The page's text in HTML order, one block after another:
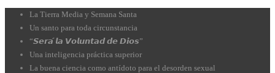
La Tierra Media y Semana Santa
Un santo para toda circunstancia
“𝙎𝙚𝙧𝙖́ 𝙡𝙖 𝙑𝙤𝙡𝙪𝙣𝙩𝙖𝙙 𝙙𝙚 𝘿𝙞𝙤𝙨”
Una inteligencia práctica superior
La buena ciencia como antídoto para el desorden sexual